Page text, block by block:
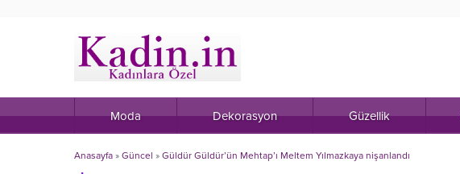
Moda Dekorasyon Güzellik
Anasayfa » Güncel » Güldür Güldür’ün Mehtap’ı Meltem Yılmazkaya nişanlandı